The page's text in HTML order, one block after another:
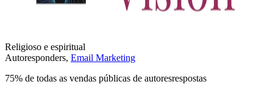
Religioso e espiritual
Autoresponders, Email Marketing
75% de todas as vendas públicas de autoresrespostas